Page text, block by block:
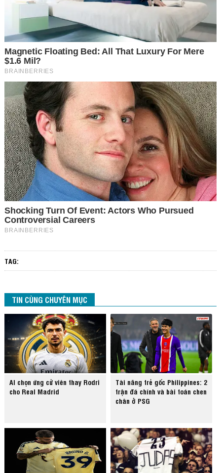
TAG:
TIN CÙNG CHUYÊN MỤC
AI chọn ứng cử viên thay Rodri
cho Real Madrid
Tài năng trẻ gốc Philippines: 2
trận đá chính và bài toán chen
chân ở PSG